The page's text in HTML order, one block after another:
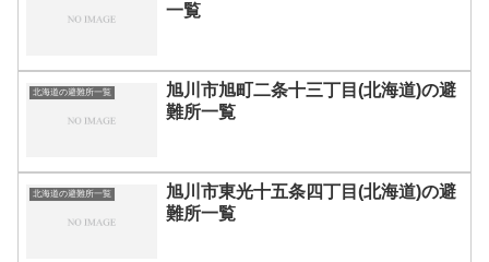
一覧
北海道の避難所一覧
旭川市旭町二条十三丁目(北海道)の避
難所一覧
北海道の避難所一覧
旭川市東光十五条四丁目(北海道)の避
難所一覧